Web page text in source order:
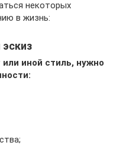
некоторых
в жизнь:
иной стиль, нужно